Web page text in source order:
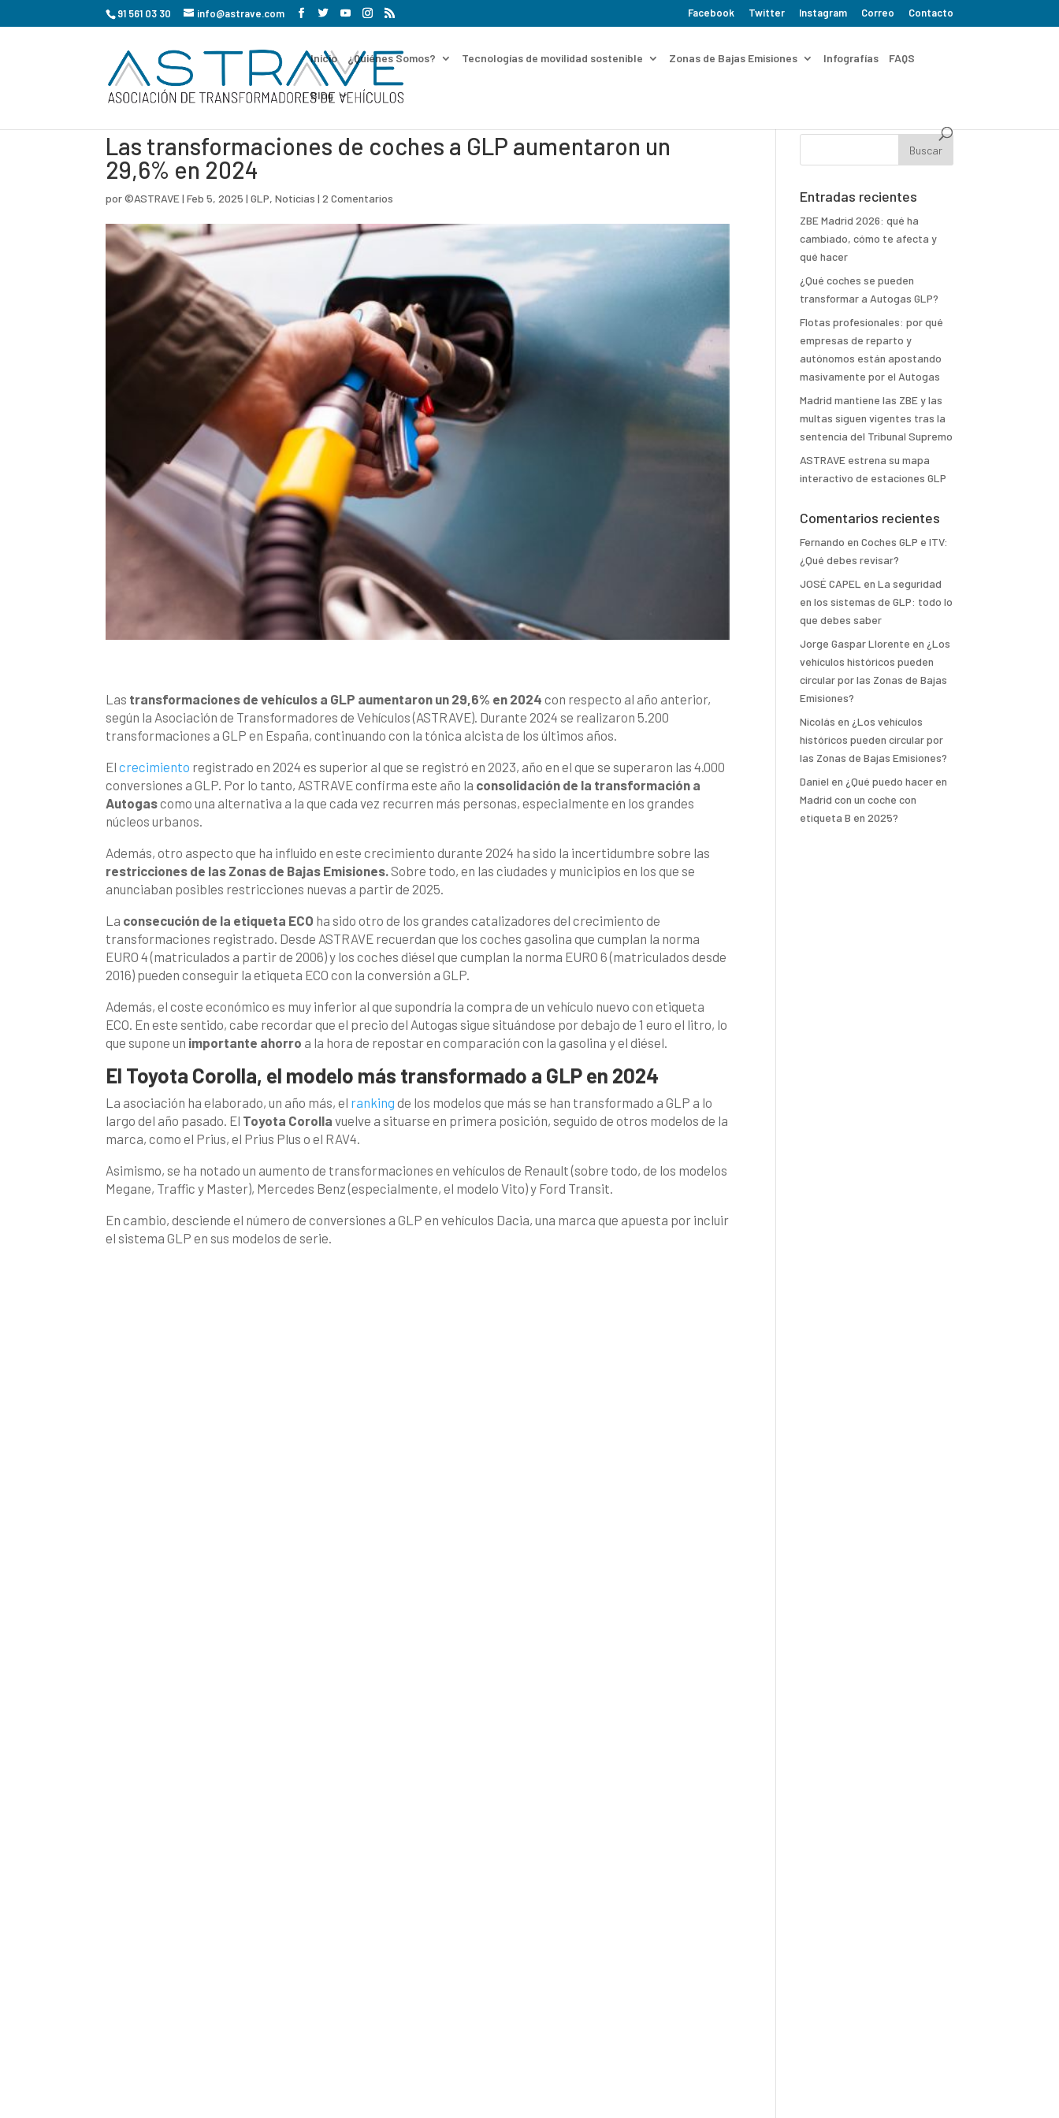
91 561 03 30 info@astrave.com Facebook Twitter Instagram Correo Contacto
Inicio ¿Quiénes Somos? Tecnologías de movilidad sostenible Zonas de Bajas Emisiones Infografías FAQS
Blog
Las transformaciones de coches a GLP aumentaron un
29,6% en 2024
por©ASTRAVE|Feb 5, 2025 |GLP,Noticias |2 Comentarios
Las transformaciones de vehículos a GLP aumentaron un 29,6% en 2024con respecto al año anterior,
según la Asociación de Transformadores de Vehículos (ASTRAVE). Durante 2024 se realizaron 5.200
transformaciones a GLP en España, continuando con la tónica alcista de los últimos años.
Elcrecimiento registrado en 2024 es superior al que se registró en 2023, año en el que se superaron las 4.000
conversiones a GLP. Por lo tanto, ASTRAVE confirma este año la consolidación de la transformación a
Autogascomo una alternativa a la que cada vez recurren más personas, especialmente en los grandes
núcleos urbanos.
Además, otro aspecto que ha influido en este crecimiento durante 2024 ha sido la incertidumbre sobre las
restricciones de las Zonas de Bajas Emisiones. Sobre todo, en las ciudades y municipios en los que se
anunciaban posibles restricciones nuevas a partir de 2025.
La consecución de la etiqueta ECO ha sido otro de los grandes catalizadores del crecimiento de
transformaciones registrado. Desde ASTRAVE recuerdan que los coches gasolina que cumplan la norma
EURO 4 (matriculados a partir de 2006) y los coches diésel que cumplan la norma EURO 6 (matriculados desde
2016) pueden conseguir la etiqueta ECO con la conversión a GLP.
Además, el coste económico es muy inferior al que supondría la compra de un vehículo nuevo con etiqueta
ECO. En este sentido, cabe recordar que el precio del Autogas sigue situándose por debajo de 1 euro el litro, lo
que supone un importante ahorro a la hora de repostar en comparación con la gasolina y el diésel.
El Toyota Corolla, el modelo más transformado a GLP en 2024
La asociación ha elaborado, un año más, el ranking de los modelos que más se han transformado a GLP a lo
largo del año pasado. El Toyota Corolla vuelve a situarse en primera posición, seguido de otros modelos de la
marca, como el Prius, el Prius Plus o el RAV4.
Asimismo, se ha notado un aumento de transformaciones en vehículos de Renault (sobre todo, de los modelos
Megane, Traffic y Master), Mercedes Benz (especialmente, el modelo Vito) y Ford Transit.
En cambio, desciende el número de conversiones a GLP en vehículos Dacia, una marca que apuesta por incluir
el sistema GLP en sus modelos de serie.
Entradas recientes
ZBE Madrid 2026: qué ha
cambiado, cómo te afecta y
qué hacer
¿Qué coches se pueden
transformar a Autogas GLP?
Flotas profesionales: por qué
empresas de reparto y
autónomos están apostando
masivamente por el Autogas
Madrid mantiene las ZBE y las
multas siguen vigentes tras la
sentencia del Tribunal Supremo
ASTRAVE estrena su mapa
interactivo de estaciones GLP
Comentarios recientes
Fernando enCoches GLP e ITV:
¿Qué debes revisar?
JOSÉ CAPEL enLa seguridad
en los sistemas de GLP: todo lo
que debes saber
Jorge Gaspar Llorente en ¿Los
vehículos históricos pueden
circular por las Zonas de Bajas
Emisiones?
Nicolás en ¿Los vehículos
históricos pueden circular por
las Zonas de Bajas Emisiones?
Daniel en ¿Qué puedo hacer en
Madrid con un coche con
etiqueta B en 2025?